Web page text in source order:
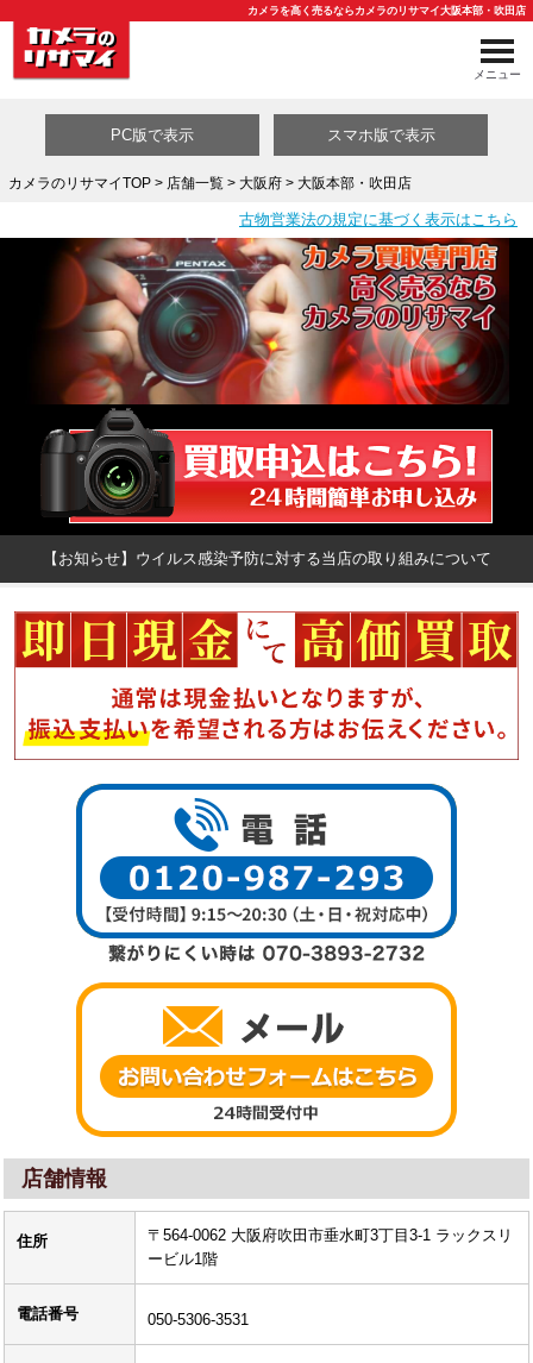
カメラを高く売るならカメラのリサマイ大阪本部・吹田店
メニュー
買取カテゴリ一覧
PC版で表示 スマホ版で表示
カメラのリサマイTOP> 店舗一覧> 大阪府> 大阪本部・吹田店
古物営業法の規定に基づく表示はこちら
【お知らせ】ウイルス感染予防に対する当店の取り組みについて
店舗情報
住所
〒564-0062 大阪府吹田市垂水町3丁目3-1 ラックスリ
ービル1階
電話番号 050-5306-3531